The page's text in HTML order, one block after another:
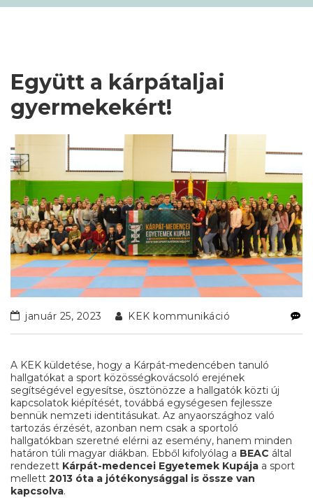
Együtt a kárpátaljai
gyermekekért!
január 25, 2023 KEK kommunikáció
A KEK küldetése, hogy a Kárpát-medencében tanuló
hallgatókat a sport közösségkovácsoló erejének
segítségével egyesítse, ösztönözze a hallgatók közti új
kapcsolatok kiépítését, továbbá egységesen fejlessze
bennük nemzeti identitásukat. Az anyaországhoz való
tartozás érzését, azonban nem csak a sportoló
hallgatókban szeretné elérni az esemény, hanem minden
határon túli magyar diákban. Ebből kifolyólag a BEAC által
rendezett Kárpát-medencei Egyetemek Kupája a sport
mellett 2013 óta a jótékonysággal is össze van
kapcsolva.